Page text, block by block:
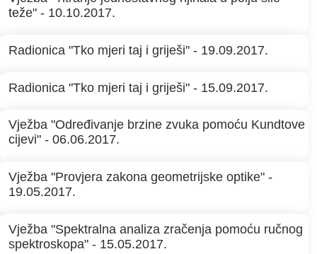
teže" - 10.10.2017.
Radionica "Tko mjeri taj i griješi" - 19.09.2017.
Radionica "Tko mjeri taj i griješi" - 15.09.2017.
Vježba "Određivanje brzine zvuka pomoću Kundtove
cijevi" - 06.06.2017.
Vježba "Provjera zakona geometrijske optike" -
19.05.2017.
Vježba "Spektralna analiza zračenja pomoću ručnog
spektroskopa" - 15.05.2017.